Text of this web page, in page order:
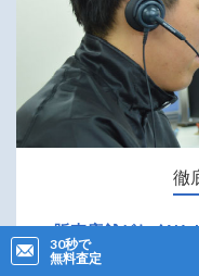
30秒で
無料査定
徹
販売店舗がなく
買取業者は通常、買い取